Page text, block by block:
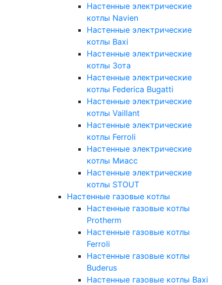
Настенные электрические
котлы Navien
Настенные электрические
котлы Baxi
Настенные электрические
котлы Зота
Настенные электрические
котлы Federica Bugatti
Настенные электрические
котлы Vaillant
Настенные электрические
котлы Ferroli
Настенные электрические
котлы Миасс
Настенные электрические
котлы STOUT
Настенные газовые котлы
Настенные газовые котлы
Protherm
Настенные газовые котлы
Ferroli
Настенные газовые котлы
Buderus
Настенные газовые котлы Baxi